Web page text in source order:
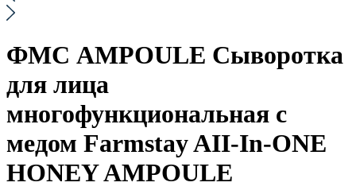
ФМС AMPOULE Сыворотка
для лица
многофункциональная с
медом Farmstay AII-In-ONE
HONEY AMPOULE